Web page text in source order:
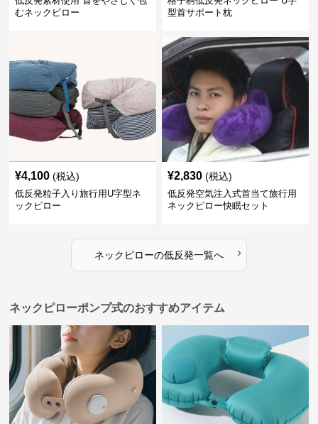
むネックピロー
型首サポート枕
¥4,100 (税込)
低反発粒子入り旅行用U字型ネ
ックピロー
¥2,830 (税込)
低反発空気注入式首当て旅行用
ネックピロー快眠セット
ネックピローの低反発一覧へ ›
ネックピローポンプ式のおすすめアイテム